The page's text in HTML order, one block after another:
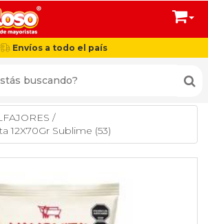
Envíos a todo el país
/
12X70Gr Sublime (53)